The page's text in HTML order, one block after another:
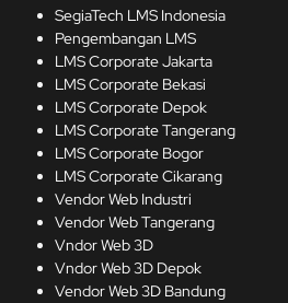
SegiaTech LMS Indonesia
Pengembangan LMS
LMS Corporate Jakarta
LMS Corporate Bekasi
LMS Corporate Depok
LMS Corporate Tangerang
LMS Corporate Bogor
LMS Corporate Cikarang
Vendor Web Industri
Vendor Web Tangerang
Vndor Web 3D
Vndor Web 3D Depok
Vendor Web 3D Bandung